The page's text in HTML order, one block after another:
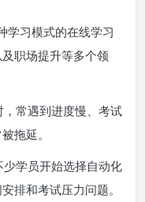
学习模式的在线学习
职场提升等多个领
常遇到进度慢、考试
拖延。
学员开始选择自动化
排和考试压力问题。